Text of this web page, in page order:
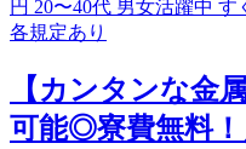
【カンタンな金
可能◎寮費無料！